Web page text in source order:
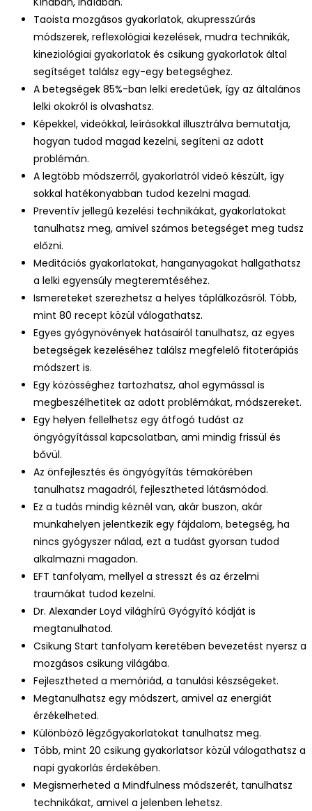
Taoista mozgásos gyakorlatok, akupresszúrás
módszerek, reflexológiai kezelések, mudra technikák,
kineziológiai gyakorlatok és csikung gyakorlatok által
segítséget találsz egy-egy betegséghez.
A betegségek 85%-ban lelki eredetűek, így az általános
lelki okokról is olvashatsz.
Képekkel, videókkal, leírásokkal illusztrálva bemutatja,
hogyan tudod magad kezelni, segíteni az adott
problémán.
A legtöbb módszerről, gyakorlatról videó készült, így
sokkal hatékonyabban tudod kezelni magad.
Preventív jellegű kezelési technikákat, gyakorlatokat
tanulhatsz meg, amivel számos betegséget meg tudsz
előzni.
Meditációs gyakorlatokat, hanganyagokat hallgathatsz
a lelki egyensúly megteremtéséhez.
Ismereteket szerezhetsz a helyes táplálkozásról. Több,
mint 80 recept közül válogathatsz.
Egyes gyógynövények hatásairól tanulhatsz, az egyes
betegségek kezeléséhez találsz megfelelő fitoterápiás
módszert is.
Egy közösséghez tartozhatsz, ahol egymással is
megbeszélhetitek az adott problémákat, módszereket.
Egy helyen fellelhetsz egy átfogó tudást az
öngyógyítással kapcsolatban, ami mindig frissül és
bővül.
Az önfejlesztés és öngyógyítás témakörében
tanulhatsz magadról, fejlesztheted látásmódod.
Ez a tudás mindig kéznél van, akár buszon, akár
munkahelyen jelentkezik egy fájdalom, betegség, ha
nincs gyógyszer nálad, ezt a tudást gyorsan tudod
alkalmazni magadon.
EFT tanfolyam, mellyel a stresszt és az érzelmi
traumákat tudod kezelni.
Dr. Alexander Loyd világhírű Gyógyító kódját is
megtanulhatod.
Csikung Start tanfolyam keretében bevezetést nyersz a
mozgásos csikung világába.
Fejlesztheted a memóriád, a tanulási készségeket.
Megtanulhatsz egy módszert, amivel az energiát
érzékelheted.
Különböző légzőgyakorlatokat tanulhatsz meg.
Több, mint 20 csikung gyakorlatsor közül válogathatsz a
napi gyakorlás érdekében.
Megismerheted a Mindfulness módszerét, tanulhatsz
technikákat, amivel a jelenben lehetsz.